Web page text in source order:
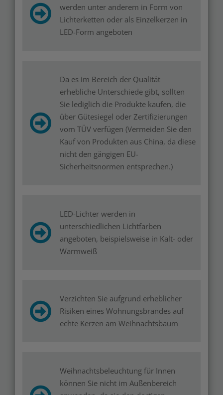
werden unter anderem in Form von
Lichterketten oder als Einzelkerzen in
LED-Form angeboten
Da es im Bereich der Qualität
erhebliche Unterschiede gibt, sollten
Sie lediglich die Produkte kaufen, die
über Gütesiegel oder Zertifizierungen
vom TÜV verfügen (Vermeiden Sie den
Kauf von Produkten aus China, da diese
nicht den gängigen EU-
Sicherheitsnormen entsprechen.)
LED-Lichter werden in
unterschiedlichen Lichtfarben
angeboten, beispielsweise in Kalt- oder
Warmweiß
Verzichten Sie aufgrund erheblicher
Risiken eines Wohnungsbrandes auf
echte Kerzen am Weihnachtsbaum
Weihnachtsbeleuchtung für Innen
können Sie nicht im Außenbereich